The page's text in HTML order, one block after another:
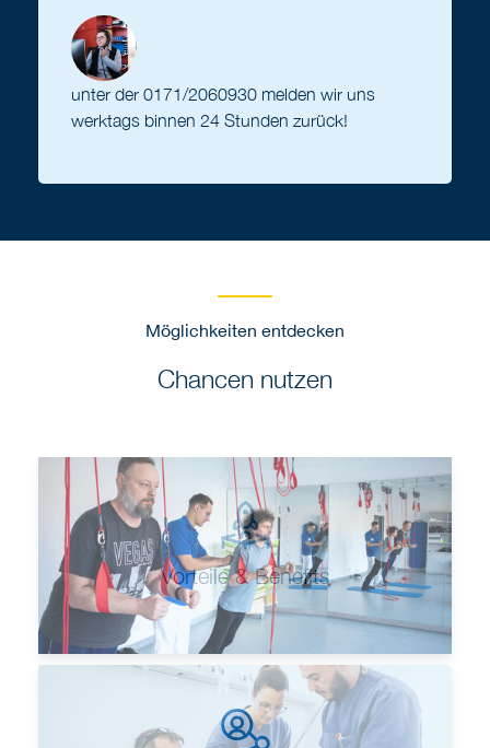
unter der 0171/2060930 melden wir uns
werktags binnen 24 Stunden zurück!
Möglichkeiten entdecken
Chancen nutzen
Vorteile & Benefits